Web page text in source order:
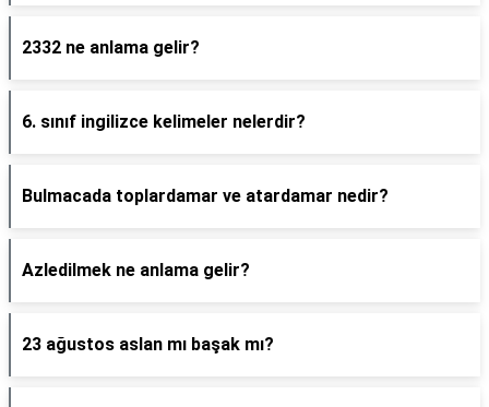
2332 ne anlama gelir?
6. sınıf ingilizce kelimeler nelerdir?
Bulmacada toplardamar ve atardamar nedir?
Azledilmek ne anlama gelir?
23 ağustos aslan mı başak mı?